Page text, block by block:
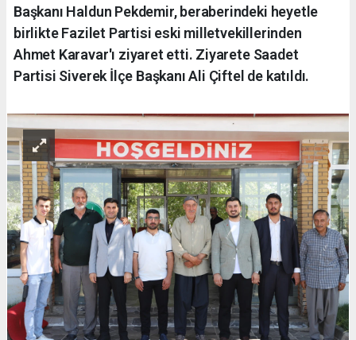
Başkanı Haldun Pekdemir, beraberindeki heyetle
birlikte Fazilet Partisi eski milletvekillerinden
Ahmet Karavar'ı ziyaret etti. Ziyarete Saadet
Partisi Siverek İlçe Başkanı Ali Çiftel de katıldı.